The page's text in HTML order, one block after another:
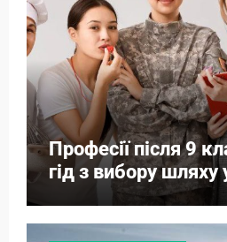
Професії після 9
гід з вибору шляху